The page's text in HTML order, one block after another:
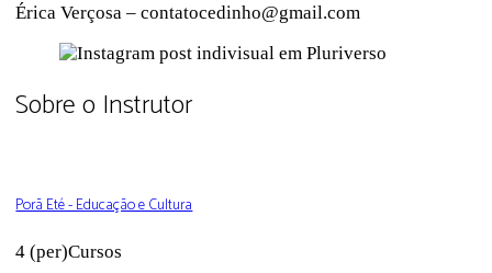
Érica Verçosa – contatocedinho@gmail.com
Sobre o Instrutor
Porã Eté - Educação e Cultura
4 (per)Cursos